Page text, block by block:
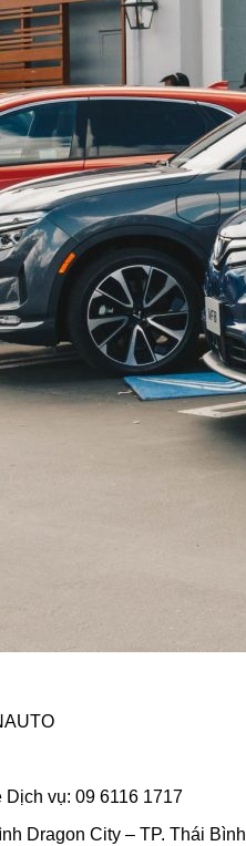
vụ: 09 6116 1717
Dragon City – TP. Thái Bình